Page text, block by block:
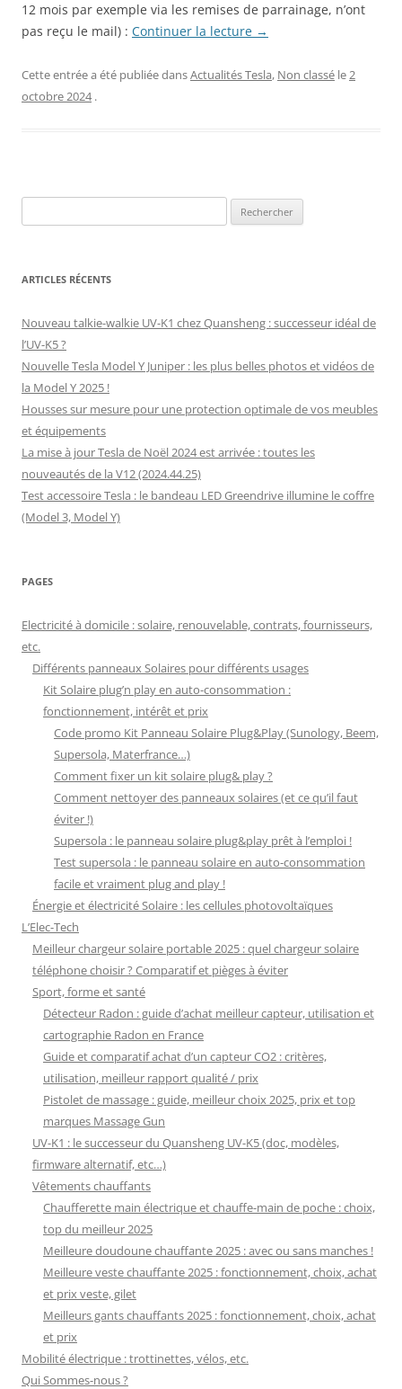
12 mois par exemple via les remises de parrainage, n’ont
pas reçu le mail) : Continuer la lecture →
Cette entrée a été publiée dansActualités Tesla, Non classé le2
octobre 2024 .
ARTICLES RÉCENTS
Nouveau talkie-walkie UV-K1 chez Quansheng : successeur idéal de
l’UV-K5 ?
Nouvelle Tesla Model Y Juniper : les plus belles photos et vidéos de
la Model Y 2025 !
Housses sur mesure pour une protection optimale de vos meubles
et équipements
La mise à jour Tesla de Noël 2024 est arrivée : toutes les
nouveautés de la V12 (2024.44.25)
Test accessoire Tesla : le bandeau LED Greendrive illumine le coffre
(Model 3, Model Y)
PAGES
Electricité à domicile : solaire, renouvelable, contrats, fournisseurs,
etc.
Différents panneaux Solaires pour différents usages
Kit Solaire plug’n play en auto-consommation :
fonctionnement, intérêt et prix
Code promo Kit Panneau Solaire Plug&Play (Sunology, Beem,
Supersola, Materfrance…)
Comment fixer un kit solaire plug& play ?
Comment nettoyer des panneaux solaires (et ce qu’il faut
éviter !)
Supersola : le panneau solaire plug&play prêt à l’emploi !
Test supersola : le panneau solaire en auto-consommation
facile et vraiment plug and play !
Énergie et électricité Solaire : les cellules photovoltaïques
L’Elec-Tech
Meilleur chargeur solaire portable 2025 : quel chargeur solaire
téléphone choisir ? Comparatif et pièges à éviter
Sport, forme et santé
Détecteur Radon : guide d’achat meilleur capteur, utilisation et
cartographie Radon en France
Guide et comparatif achat d’un capteur CO2 : critères,
utilisation, meilleur rapport qualité / prix
Pistolet de massage : guide, meilleur choix 2025, prix et top
marques Massage Gun
UV-K1 : le successeur du Quansheng UV-K5 (doc, modèles,
firmware alternatif, etc…)
Vêtements chauffants
Chaufferette main électrique et chauffe-main de poche : choix,
top du meilleur 2025
Meilleure doudoune chauffante 2025 : avec ou sans manches !
Meilleure veste chauffante 2025 : fonctionnement, choix, achat
et prix veste, gilet
Meilleurs gants chauffants 2025 : fonctionnement, choix, achat
et prix
Mobilité électrique : trottinettes, vélos, etc.
Qui Sommes-nous ?